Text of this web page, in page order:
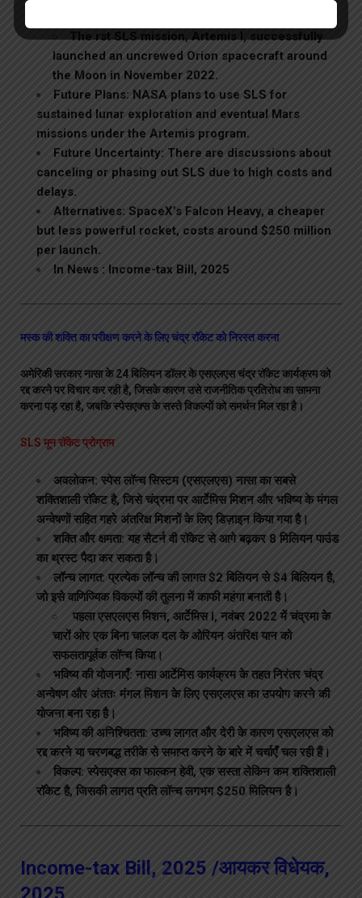
The rst SLS mission, Artemis I, successfully
launched an uncrewed Orion spacecraft around
the Moon in November 2022.
Future Plans: NASA plans to use SLS for
sustained lunar exploration and eventual Mars
missions under the Artemis program.
Future Uncertainty: There are discussions about
canceling or phasing out SLS due to high costs and
delays.
Alternatives: SpaceX’s Falcon Heavy, a cheaper
but less powerful rocket, costs around $250 million
per launch.
In News : Income-tax Bill, 2025
मस्क की शक्ति का परीक्षण करने के लिए चंद्र रॉकेट को निरस्त करना
अमेरिकी सरकार नासा के 24 बिलियन डॉलर के एसएलएस चंद्र रॉकेट कार्यक्रम को
रद्द करने पर विचार कर रही है, जिसके कारण उसे राजनीतिक प्रतिरोध का सामना
करना पड़ रहा है, जबकि स्पेसएक्स के सस्ते विकल्पों को समर्थन मिल रहा है।
SLS मून रॉकेट प्रोग्राम
अवलोकन: स्पेस लॉन्च सिस्टम (एसएलएस) नासा का सबसे
शक्तिशाली रॉकेट है, जिसे चंद्रमा पर आर्टेमिस मिशन और भविष्य के मंगल
अन्वेषणों सहित गहरे अंतरिक्ष मिशनों के लिए डिज़ाइन किया गया है।
शक्ति और क्षमता: यह सैटर्न वी रॉकेट से आगे बढ़कर 8 मिलियन पाउंड
का थ्रस्ट पैदा कर सकता है।
लॉन्च लागत: प्रत्येक लॉन्च की लागत $2 बिलियन से $4 बिलियन है,
जो इसे वाणिज्यिक विकल्पों की तुलना में काफी महंगा बनाती है।
पहला एसएलएस मिशन, आर्टेमिस I, नवंबर 2022 में चंद्रमा के
चारों ओर एक बिना चालक दल के ओरियन अंतरिक्ष यान को
सफलतापूर्वक लॉन्च किया।
भविष्य की योजनाएँ: नासा आर्टेमिस कार्यक्रम के तहत निरंतर चंद्र
अन्वेषण और अंततः मंगल मिशन के लिए एसएलएस का उपयोग करने की
योजना बना रहा है।
भविष्य की अनिश्चितता: उच्च लागत और देरी के कारण एसएलएस को
रद्द करने या चरणबद्ध तरीके से समाप्त करने के बारे में चर्चाएँ चल रही हैं।
विकल्प: स्पेसएक्स का फाल्कन हेवी, एक सस्ता लेकिन कम शक्तिशाली
रॉकेट है, जिसकी लागत प्रति लॉन्च लगभग $250 मिलियन है।
Income-tax Bill, 2025 /आयकर विधेयक,